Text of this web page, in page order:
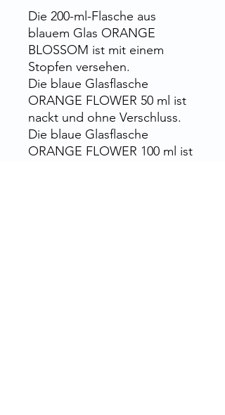
Die 200-ml-Flasche aus
blauem Glas ORANGE
BLOSSOM ist mit einem
Stopfen versehen.
Die blaue Glasflasche
ORANGE FLOWER 50 ml ist
nackt und ohne Verschluss.
Die blaue Glasflasche
ORANGE FLOWER 100 ml ist